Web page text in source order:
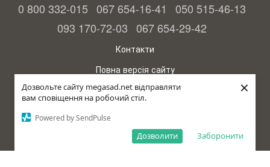
Дозвольте сайту megasad.net відправляти
вам сповіщення на робочий стіл.
Powered by SendPulse
Заборонити
Дозволити
×
0 800 332-015 067 654-16-41
050 515-46-13
093 170-72-03 067 654-29-42
Контакти
Повна версія сайту
© 2015—2026
Megasad – гарантія високого врожаю
рус (країна-терорист)